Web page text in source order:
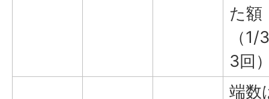
た額
（1/
3回
端数